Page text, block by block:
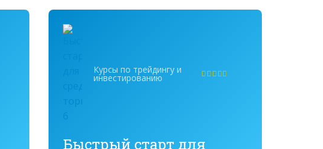
Курсы по трейдингу и
инвестированию
Быстрый старт для